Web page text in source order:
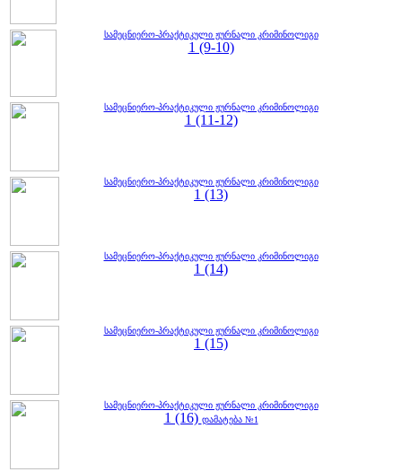
სამეცნიერო-პრაქტიკული ჟურნალი კრიმინოლიგი
1 (9-10)
სამეცნიერო-პრაქტიკული ჟურნალი კრიმინოლიგი
1 (11-12)
სამეცნიერო-პრაქტიკული ჟურნალი კრიმინოლიგი
1 (13)
სამეცნიერო-პრაქტიკული ჟურნალი კრიმინოლიგი
1 (14)
სამეცნიერო-პრაქტიკული ჟურნალი კრიმინოლიგი
1 (15)
სამეცნიერო-პრაქტიკული ჟურნალი კრიმინოლიგი
1 (16) დამატება №1